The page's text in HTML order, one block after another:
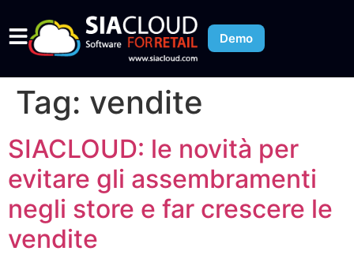
Demo
Tag: vendite
SIACLOUD: le novità per
evitare gli assembramenti
negli store e far crescere le
vendite